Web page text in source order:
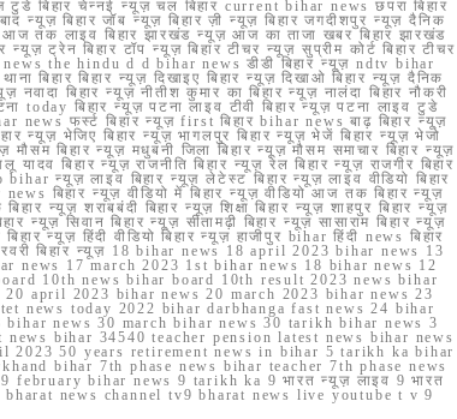
टुडे बिहार चेन्नई न्यूज़ चल बिहार current bihar news छपरा बिहार
न्यूज़ बिहार जॉब न्यूज़ बिहार ज़ी न्यूज़ बिहार जगदीशपुर न्यूज़ दैनिक
आज तक लाइव बिहार झारखंड न्यूज़ आज का ताजा खबर बिहार झारखंड
ट्रेन बिहार टॉप न्यूज़ बिहार टीचर न्यूज़ सुप्रीम कोर्ट बिहार टीचर
the hindu d d bihar news डीडी बिहार न्यूज़ ndtv bihar
बिहार बिहार न्यूज़ दिखाइए बिहार न्यूज़ दिखाओ बिहार न्यूज़ दैनिक
नवादा बिहार न्यूज़ नीतीश कुमार का बिहार न्यूज़ नालंदा बिहार नौकरी
today बिहार न्यूज़ पटना लाइव टीवी बिहार न्यूज़ पटना लाइव टुडे
फर्स्ट बिहार न्यूज़ first बिहार bihar news बाढ़ बिहार न्यूज़
न्यूज़ भेजिए बिहार न्यूज़ भागलपुर बिहार न्यूज़ भेजें बिहार न्यूज़ भेजो
बिहार न्यूज़ मधुबनी जिला बिहार न्यूज़ मौसम समाचार बिहार न्यूज़
बिहार न्यूज़ राजनीति बिहार न्यूज़ रेल बिहार न्यूज़ राजगीर बिहार
न्यूज़ लाइव बिहार न्यूज़ लेटेस्ट बिहार न्यूज़ लाइव वीडियो बिहार
बिहार न्यूज़ वीडियो में बिहार न्यूज़ वीडियो आज तक बिहार न्यूज़
न्यूज़ शराबबंदी बिहार न्यूज़ शिक्षा बिहार न्यूज़ शाहपुर बिहार न्यूज़
सिवान बिहार न्यूज़ सीतामढ़ी बिहार न्यूज़ सासाराम बिहार न्यूज़
न्यूज़ हिंदी वीडियो बिहार न्यूज़ हाजीपुर bihar हिंदी news बिहार
फरवरी बिहार न्यूज़ 18 bihar news 18 april 2023 bihar news 13
news 17 march 2023 1st bihar news 18 bihar news 12
10th news bihar board 10th result 2023 news bihar
20 april 2023 bihar news 20 march 2023 bihar news 23
news today 2022 bihar darbhanga fast news 24 bihar
news 30 march bihar news 30 tarikh bihar news 3
bihar 34540 teacher pension latest news bihar news
2023 50 years retirement news in bihar 5 tarikh ka bihar
bihar 7th phase news bihar teacher 7th phase news
bihar news 9 tarikh ka 9 भारत न्यूज़ लाइव 9 भारत
news channel tv9 bharat news live youtube t v 9